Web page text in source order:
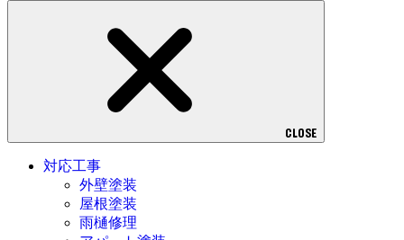
CLOSE
対応工事
外壁塗装
屋根塗装
雨樋修理